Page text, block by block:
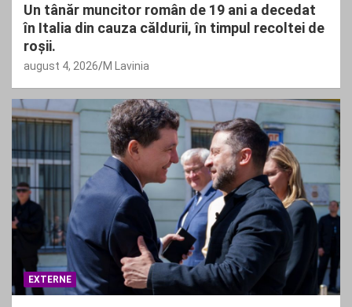
Un tânăr muncitor român de 19 ani a decedat
în Italia din cauza căldurii, în timpul recoltei de
roșii.
august 4, 2026 M Lavinia
EXTERNE